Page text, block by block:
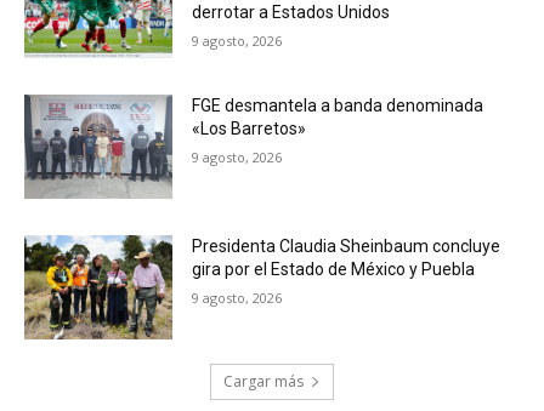
derrotar a Estados Unidos
9 agosto, 2026
FGE desmantela a banda denominada
«Los Barretos»
9 agosto, 2026
Presidenta Claudia Sheinbaum concluye
gira por el Estado de México y Puebla
9 agosto, 2026
Cargar más